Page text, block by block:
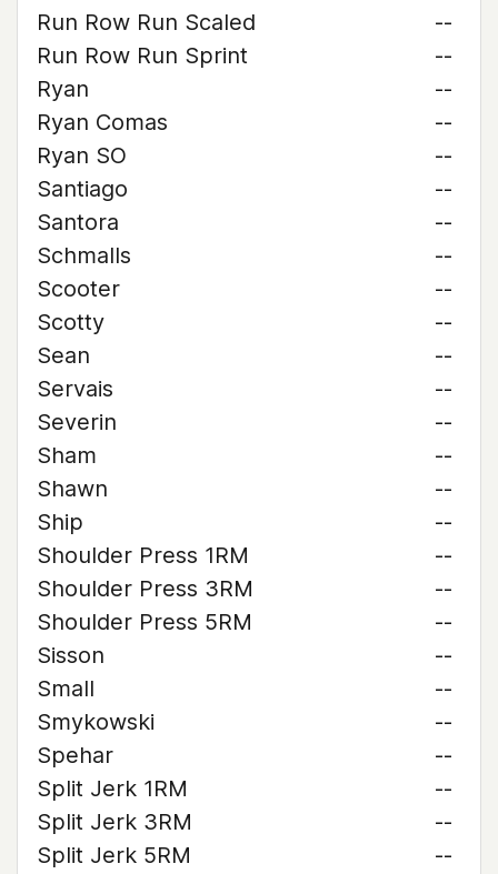
Run Row Run Scaled
--
Run Row Run Sprint
--
Ryan
--
Ryan Comas
--
Ryan SO
--
Santiago
--
Santora
--
Schmalls
--
Scooter
--
Scotty
--
Sean
--
Servais
--
Severin
--
Sham
--
Shawn
--
Ship
--
Shoulder Press 1RM
--
Shoulder Press 3RM
--
Shoulder Press 5RM
--
Sisson
--
Small
--
Smykowski
--
Spehar
--
Split Jerk 1RM
--
Split Jerk 3RM
--
Split Jerk 5RM
--